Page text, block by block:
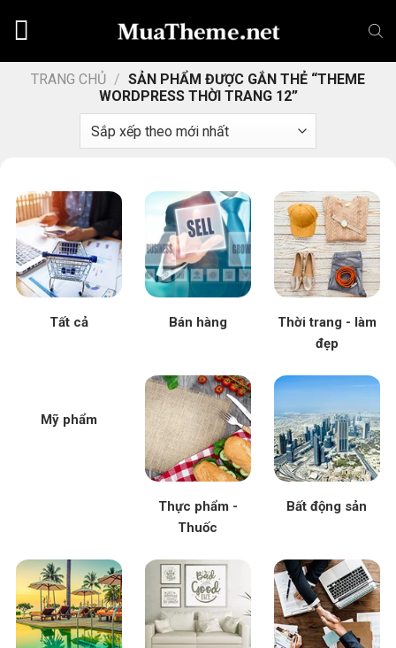
TRANG CHỦ / SẢN PHẨM ĐƯỢC GẮN THẺ “THEME
WORDPRESS THỜI TRANG 12”
Tất cả Bán hàng
Thời trang - làm
đẹp
Mỹ phẩm
Thực phẩm -
Thuốc
Bất động sản